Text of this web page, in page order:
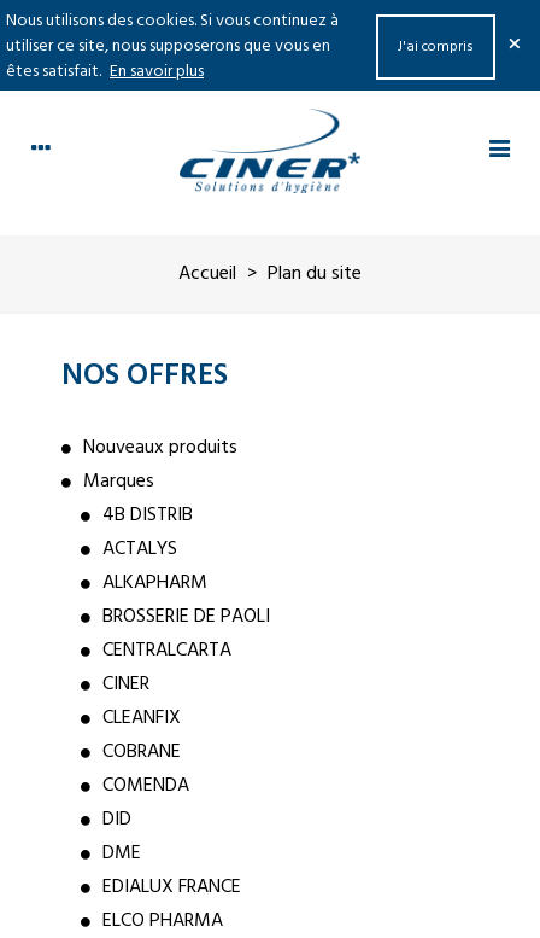
Nous utilisons des cookies. Si vous continuez à
utiliser ce site, nous supposerons que vous en
êtes satisfait. En savoir plus
J'ai compris ×
Accueil > Plan du site
NOS OFFRES
Nouveaux produits
Marques
4B DISTRIB
ACTALYS
ALKAPHARM
BROSSERIE DE PAOLI
CENTRALCARTA
CINER
CLEANFIX
COBRANE
COMENDA
DID
DME
EDIALUX FRANCE
ELCO PHARMA